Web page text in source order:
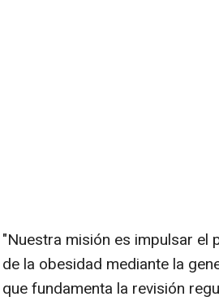
"Nuestra misión es impulsar el
de la obesidad mediante la
que fundamenta la revisión